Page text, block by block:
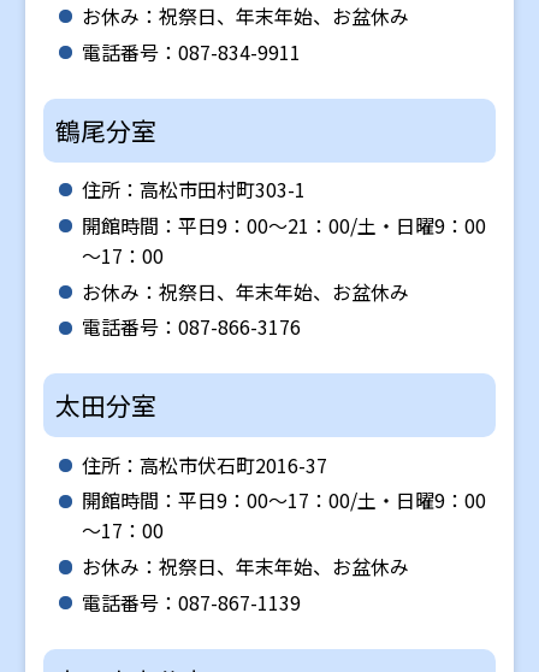
お休み：祝祭日、年末年始、お盆休み
電話番号：087-834-9911
鶴尾分室
住所：高松市田村町303-1
開館時間：平日9：00～21：00/土・日曜9：00
～17：00
お休み：祝祭日、年末年始、お盆休み
電話番号：087-866-3176
太田分室
住所：高松市伏石町2016-37
開館時間：平日9：00～17：00/土・日曜9：00
～17：00
お休み：祝祭日、年末年始、お盆休み
電話番号：087-867-1139